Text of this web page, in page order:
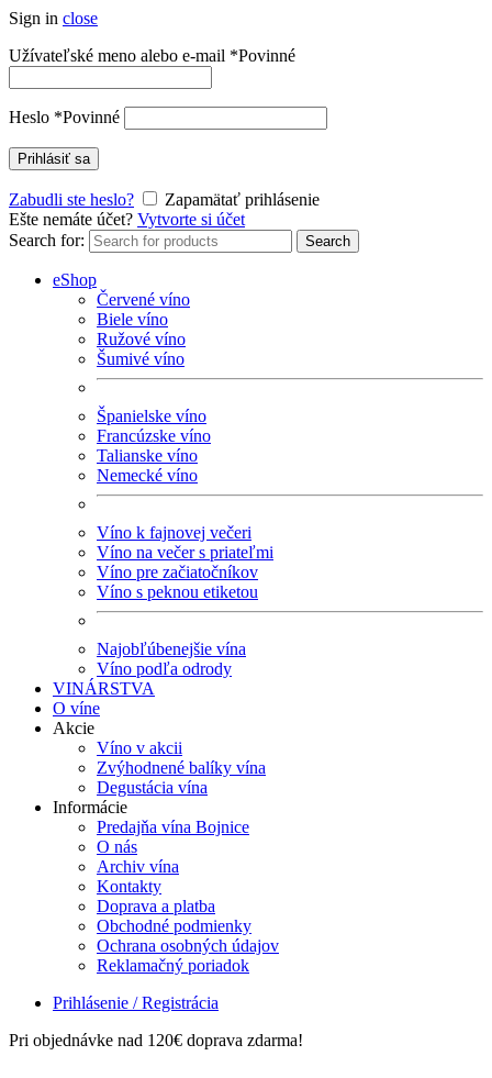
Sign in close
Užívateľské meno alebo e-mail *Povinné
Heslo *Povinné
Prihlásiť sa
Zabudli ste heslo?
Zapamätať prihlásenie
Ešte nemáte účet? Vytvorte si účet
Search for:
Search
eShop
Červené víno
Biele víno
Ružové víno
Šumivé víno
Španielske víno
Francúzske víno
Talianske víno
Nemecké víno
Víno k fajnovej večeri
Víno na večer s priateľmi
Víno pre začiatočníkov
Víno s peknou etiketou
Najobľúbenejšie vína
Víno podľa odrody
VINÁRSTVA
O víne
Akcie
Víno v akcii
Zvýhodnené balíky vína
Degustácia vína
Informácie
Predajňa vína Bojnice
O nás
Archiv vína
Kontakty
Doprava a platba
Obchodné podmienky
Ochrana osobných údajov
Reklamačný poriadok
Prihlásenie / Registrácia
Pri objednávke nad 120€ doprava zdarma!